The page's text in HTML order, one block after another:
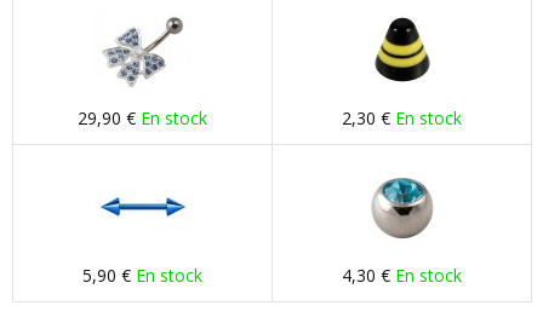
29,90 € En stock 2,30 € En stock
5,90 € En stock 4,30 € En stock